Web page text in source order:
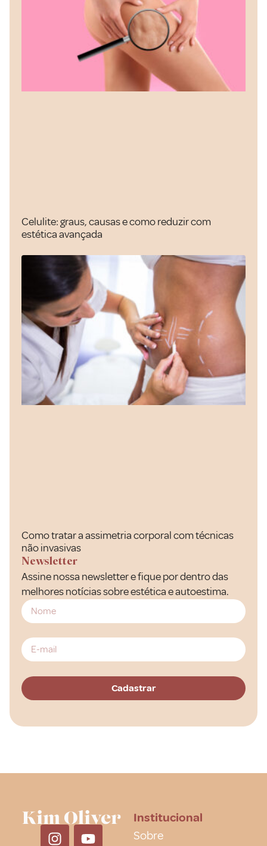
Celulite: graus, causas e como reduzir com
estética avançada
Como tratar a assimetria corporal com técnicas
não invasivas
Newsletter
Assine nossa newsletter e fique por dentro das
melhores notícias sobre estética e autoestima.
Institucional
Sobre